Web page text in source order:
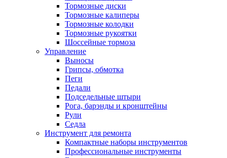
Тормозные диски
Тормозные калиперы
Тормозные колодки
Тормозные рукоятки
Шоссейные тормоза
Управление
Выносы
Грипсы, обмотка
Пеги
Педали
Подседельные штыри
Рога, барэнды и кронштейны
Рули
Седла
Инструмент для ремонта
Компактные наборы инструментов
Профессиональные инструменты